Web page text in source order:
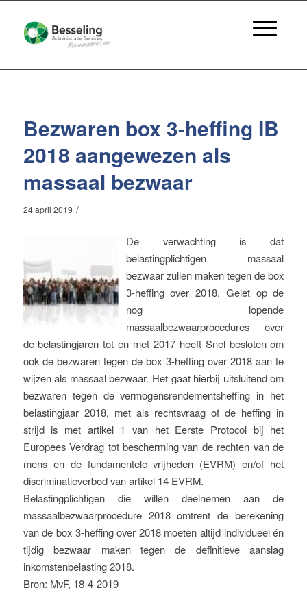
Bezwaren box 3-heffing IB
2018 aangewezen als
massaal bezwaar
24 april 2019 /
De verwachting is dat
belastingplichtigen massaal
bezwaar zullen maken tegen de box
3-heffing over 2018. Gelet op de
nog lopende
massaalbezwaarprocedures over
de belastingjaren tot en met 2017 heeft Snel besloten om
ook de bezwaren tegen de box 3-heffing over 2018 aan te
wijzen als massaal bezwaar. Het gaat hierbij uitsluitend om
bezwaren tegen de vermogensrendementsheffing in het
belastingjaar 2018, met als rechtsvraag of de heffing in
strijd is met artikel 1 van het Eerste Protocol bij het
Europees Verdrag tot bescherming van de rechten van de
mens en de fundamentele vrijheden (EVRM) en/of het
discriminatieverbod van artikel 14 EVRM.
Belastingplichtigen die willen deelnemen aan de
massaalbezwaarprocedure 2018 omtrent de berekening
van de box 3-heffing over 2018 moeten altijd individueel én
tijdig bezwaar maken tegen de definitieve aanslag
inkomstenbelasting 2018.
Bron: MvF, 18-4-2019